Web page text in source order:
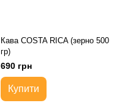
Кава COSTA RICA (зерно 500
гр)
690 грн
Купити